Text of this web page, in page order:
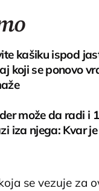
kašiku ispod
koji se ponovo
može da radi i
iza njega: Kvar
se vezuje za